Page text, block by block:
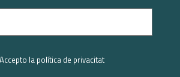
habilitar aquest contingut
Accepto la política de privacitat